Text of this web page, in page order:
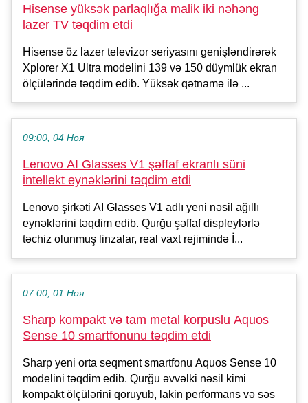
Hisense yüksək parlaqlığa malik iki nəhəng
lazer TV təqdim etdi
Hisense öz lazer televizor seriyasını genişləndirərək
Xplorer X1 Ultra modelini 139 və 150 düymlük ekran
ölçülərində təqdim edib. Yüksək qətnamə ilə ...
09:00, 04 Ноя
Lenovo AI Glasses V1 şəffaf ekranlı süni
intellekt eynəklərini təqdim etdi
Lenovo şirkəti AI Glasses V1 adlı yeni nəsil ağıllı
eynəklərini təqdim edib. Qurğu şəffaf displeylərlə
təchiz olunmuş linzalar, real vaxt rejimində İ...
07:00, 01 Ноя
Sharp kompakt və tam metal korpuslu Aquos
Sense 10 smartfonunu təqdim etdi
Sharp yeni orta seqment smartfonu Aquos Sense 10
modelini təqdim edib. Qurğu əvvəlki nəsil kimi
kompakt ölçülərini qoruyub, lakin performans və səs